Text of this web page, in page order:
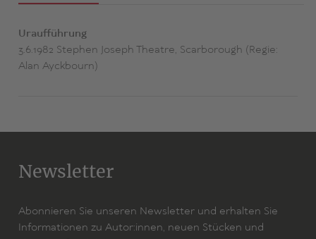
zusätzlichen Reiz dadurch gewinnt, dass sämtliche Rollen
dargestellt werden können. Alain Resnais hat einige
Stränge von Ayckbourns Stück verfilmt. SeinSmoking /
No Smokingbegeisterte 1993 Publikum und Kritik.
Uraufführung
3.6.1982 Stephen Joseph Theatre, Scarborough (Regie:
Alan Ayckbourn)
Newsletter
Abonnieren Sie unseren Newsletter und erhalten Sie
Informationen zu Autor:innen, neuen Stücken und